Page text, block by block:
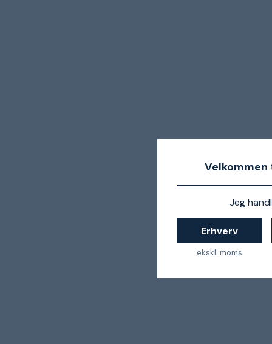
Jeg
Erhverv
ekskl. moms